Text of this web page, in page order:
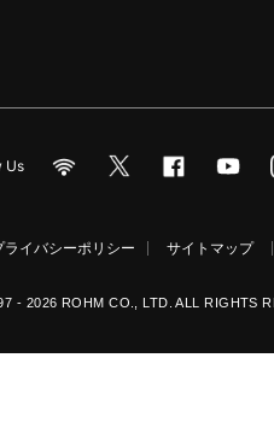
Us
ライバシーポリシー サイトマップ
- 2026 ROHM CO., LTD. ALL RIGHTS